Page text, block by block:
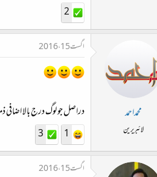
2
محمداحمد
لائبریرین
اگست 15، 2016
دراصل جو لوگ درج بالا
1
3
اگست 15، 2016